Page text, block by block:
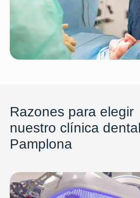
Razones para elegir
nuestro clínica
Pamplona